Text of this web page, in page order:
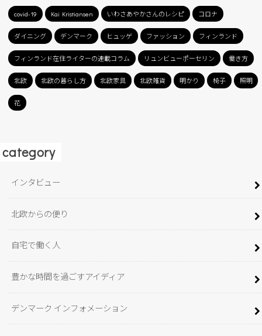
covid-19 Kai Kristiansen いわさあやかさんのレシピ コロナ
ダイニング デンマーク ヒュッゲ ファッション フィンランド
フィンランド在住ライターの連載コラム リュンビューポーセリン 働き方
北欧 北欧の暮らし方 北欧家具 北欧雑貨 明かり 椅子 照明
花
category
インタビュー
北欧からの便り
自宅で働く人
豊かな時間を過ごすアイディア
デンマーク インフォメーション